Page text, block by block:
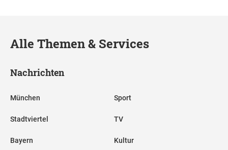
Alle Themen & Services
Nachrichten
München
Stadtviertel
Bayern
Sport
TV
Kultur